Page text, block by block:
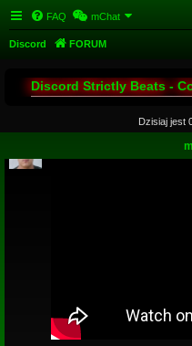
FAQ mChat
Discord FORUM
Discord Strictly Beats -
Dzisiaj jest
14 maja 2020,